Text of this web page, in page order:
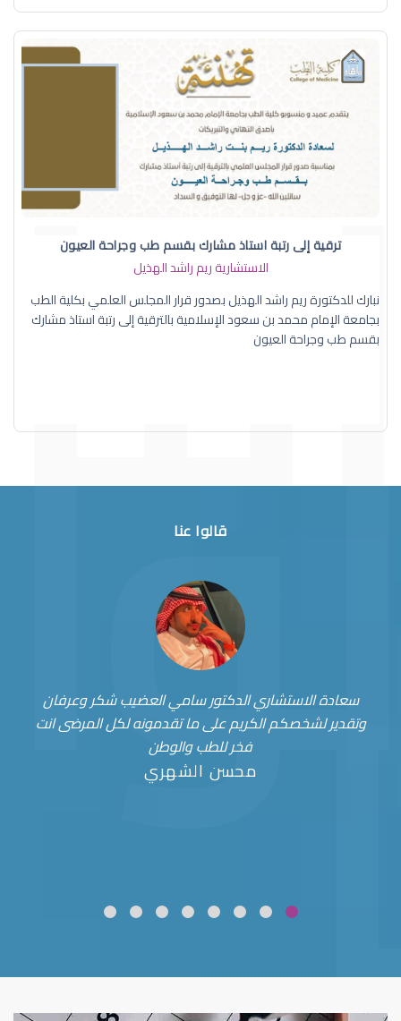
ترقية إلى رتبة استاذ مشارك بقسم طب وجراحة العيون
الاستشارية ريم راشد الهذيل
نبارك للدكتورة ريم راشد الهذيل بصدور قرار المجلس العلمي بكلية الطب
بجامعة الإمام محمد بن سعود الإسلامية بالترقية إلى رتبة استاذ مشارك
بقسم طب وجراحة العيون
قالوا عنا
سعادة الاستشاري الدكتور سامي العضيب شكر وعرفان
وتقدير لشخصكم الكريم على ما تقدمونه لكل المرضى انت
فخر للطب والوطن
محسن الشهري